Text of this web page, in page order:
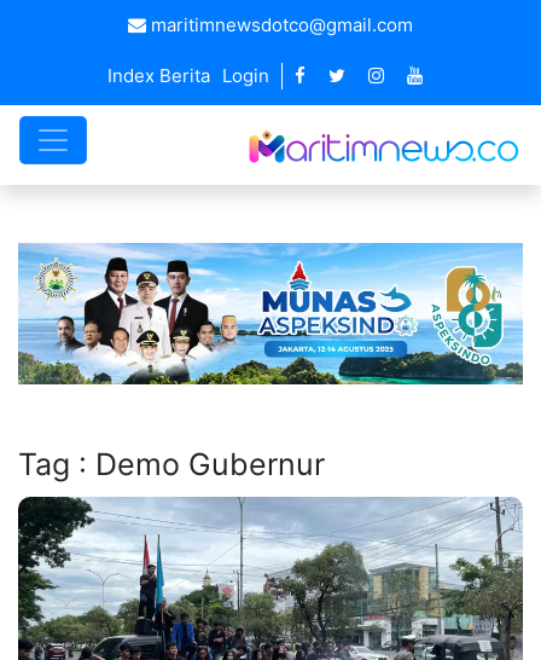
maritimnewsdotco@gmail.com
Index Berita Login
Tag : Demo Gubernur